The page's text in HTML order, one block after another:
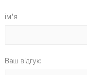
ім'я
Ваш відгук: